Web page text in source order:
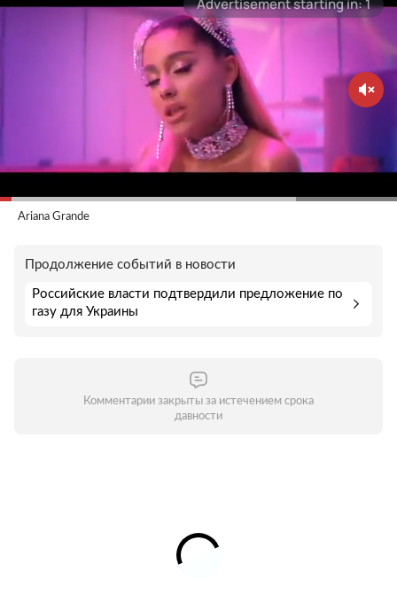
Ariana Grande
Продолжение событий в новости
Российские власти подтвердили предложение по
газу для Украины
Комментарии закрыты за истечением срока
давности